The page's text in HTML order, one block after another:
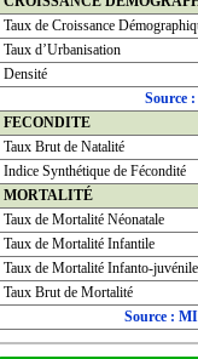
Taux de Croissance
Taux d’Urbanisation
Densité
Source
FECONDITE
Taux Brut de Natalité
Indice Synthétique de Fécondité
MORTALITÉ
Taux de Mortalité Néonatale
Taux de Mortalité Infantile
Taux de Mortalité Infanto-juvénile
Taux Brut de Mortalité
Source :